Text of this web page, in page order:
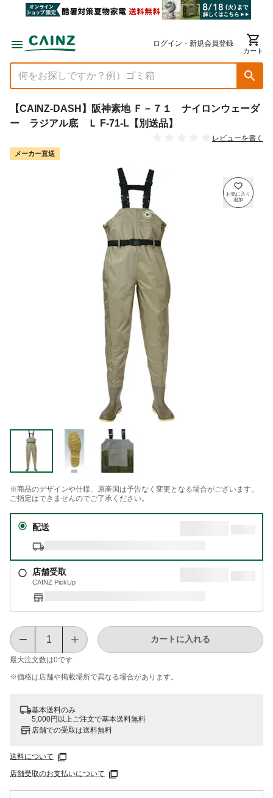
ログイン・新規会員登録
カート
【CAINZ-DASH】阪神素地 Ｆ－７１ ナイロンウェーダ
ー ラジアル底 Ｌ F-71-L【別送品】
レビューを書く
メーカー直送
※商品のデザインや仕様、原産国は予告なく変更となる場合がございます。
ご指定はできませんのでご了承ください。
配送
店舗受取
CAINZ PickUp
最大注文数は0です
カートに入れる
※価格は​店舗や​掲載場所で​異なる​場合が​あります。
基本送料のみ
5,000円以上ご注文で基本送料無料
店舗での受取は送料無料
送料について
店舗受取のお支払いについて